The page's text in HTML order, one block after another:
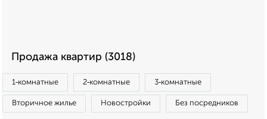
Продажа квартир (3018)
1‑комнатные 2‑комнатные 3‑комнатные
Вторичное жилье Новостройки Без посредников